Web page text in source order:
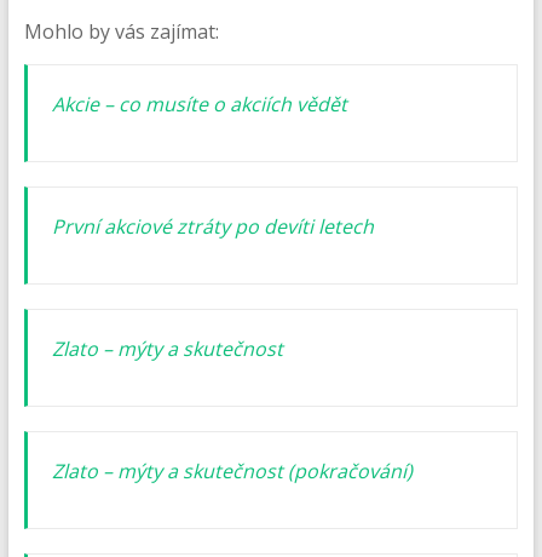
Mohlo by vás zajímat:
Akcie – co musíte o akciích vědět
První akciové ztráty po devíti letech
Zlato – mýty a skutečnost
Zlato – mýty a skutečnost (pokračování)